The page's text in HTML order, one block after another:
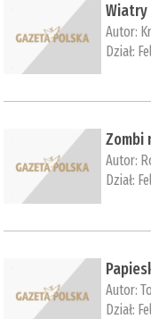
Wiatry
Autor:
Dział:
Zombi
Autor:
Dział:
Autor:
Dział: